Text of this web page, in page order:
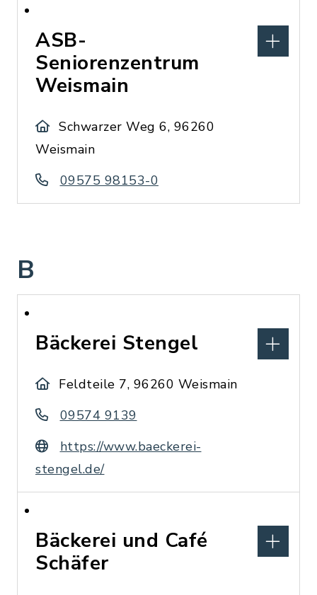
ASB-
Seniorenzentrum
Weismain
Schwarzer Weg 6, 96260
Weismain
09575 98153-0
B
Bäckerei Stengel
Feldteile 7, 96260 Weismain
09574 9139
https://www.baeckerei-
stengel.de/
Bäckerei und Café
Schäfer